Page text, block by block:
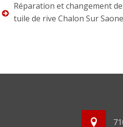
Réparation et changement de
tuile de rive Chalon Sur Saone